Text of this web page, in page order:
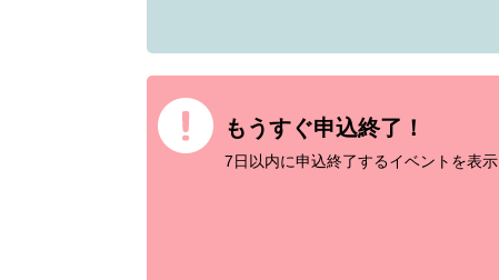
もうすぐ申込終了！
7日以内に申込終了するイベントを表示